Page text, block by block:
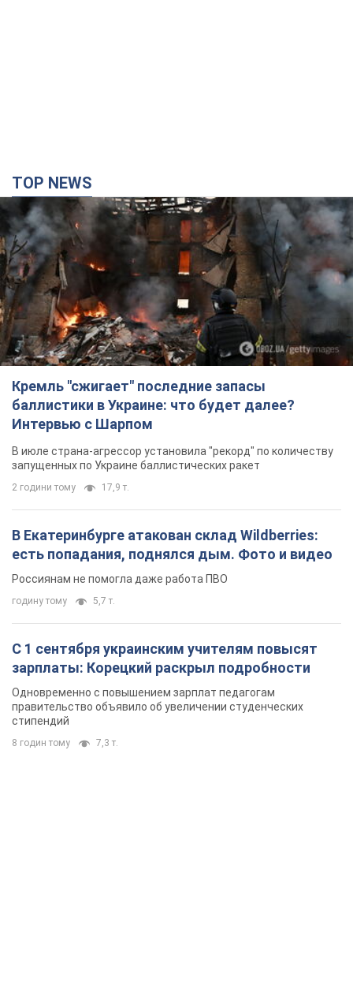
TOP NEWS
Кремль "сжигает" последние запасы
баллистики в Украине: что будет далее?
Интервью с Шарпом
В июле страна-агрессор установила "рекорд" по количеству
запущенных по Украине баллистических ракет
2 години тому 17,9 т.
В Екатеринбурге атакован склад Wildberries:
есть попадания, поднялся дым. Фото и видео
Россиянам не помогла даже работа ПВО
годину тому 5,7 т.
С 1 сентября украинским учителям повысят
зарплаты: Корецкий раскрыл подробности
Одновременно с повышением зарплат педагогам
правительство объявило об увеличении студенческих
стипендий
8 годин тому 7,3 т.